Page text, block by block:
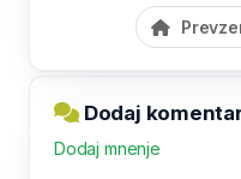
Dodaj
Dodaj mnenje